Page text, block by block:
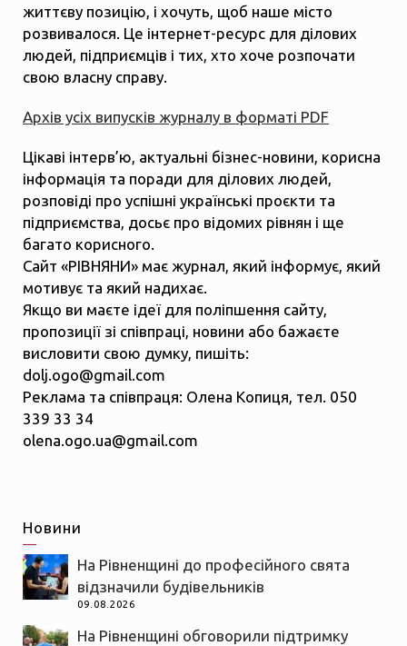
життєву позицію, і хочуть, щоб наше місто
розвивалося. Це інтернет-ресурс для ділових
людей, підприємців і тих, хто хоче розпочати
свою власну справу.
Архів усіх випусків журналу в форматі PDF
Цікаві інтерв’ю, актуальні бізнес-новини, корисна
інформація та поради для ділових людей,
розповіді про успішні українські проєкти та
підприємства, досьє про відомих рівнян і ще
багато корисного.
Сайт «РІВНЯНИ» має журнал, який інформує, який
мотивує та який надихає.
Якщо ви маєте ідеї для поліпшення сайту,
пропозиції зі співпраці, новини або бажаєте
висловити свою думку, пишіть:
dolj.ogo@gmail.com
Реклама та співпраця: Олена Копиця, тел. 050
339 33 34
olena.ogo.ua@gmail.com
Новини
На Рівненщині до професійного свята
відзначили будівельників
09.08.2026
На Рівненщині обговорили підтримку